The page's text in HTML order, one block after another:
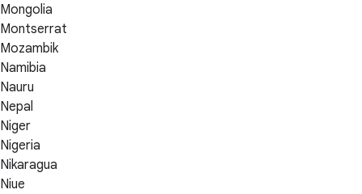
Mongolia
Montserrat
Mozambik
Namibia
Nauru
Nepal
Niger
Nigeria
Nikaragua
Niue